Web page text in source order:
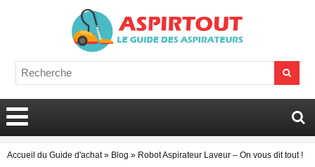
Accueil du Guide d'achat» Blog » Robot Aspirateur Laveur – On vous dit tout !